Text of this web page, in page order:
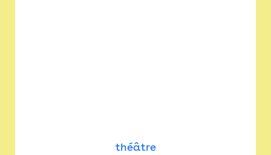
théâtre